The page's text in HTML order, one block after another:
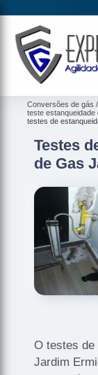
Conversões de gás
teste estanqueidade
testes de
Testes
de Gas
O testes de
Jardim